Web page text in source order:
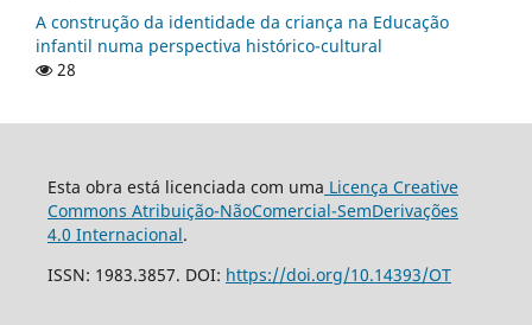
A construção da identidade da criança na Educação
infantil numa perspectiva histórico-cultural
28
Esta obra está licenciada com uma Licença Creative
Commons Atribuição-NãoComercial-SemDerivações
4.0 Internacional.
ISSN: 1983.3857. DOI: https://doi.org/10.14393/OT